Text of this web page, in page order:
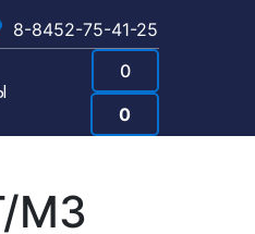
8-8452-75-41-25
0
0
М3